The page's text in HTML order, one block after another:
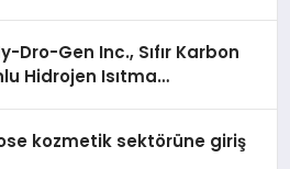
Dro-Gen Inc., Sıfır Karbon
Hidrojen Isıtma
kozmetik sektörüne giriş